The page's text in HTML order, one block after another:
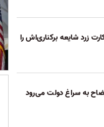
زرد شایعه برکناری‌اش را